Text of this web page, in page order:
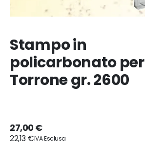
Stampo in
policarbonato per
Torrone gr. 2600
27,00 €
22,13 €